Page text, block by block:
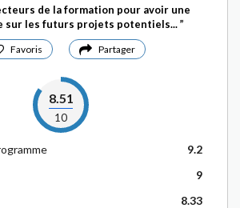
de la formation pour avoir une
sur les futurs projets potentiels...
Favoris Partager
8.51
10
9.2
9
8.33